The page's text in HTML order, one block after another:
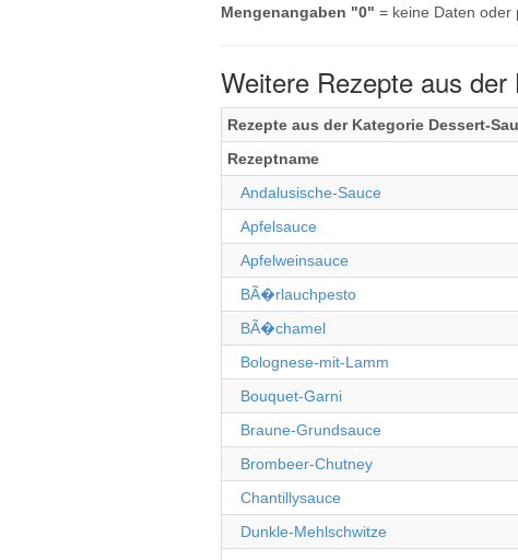
Mengenangaben "0" = keine Daten oder
Weitere Rezepte aus
Rezepte aus der Kategorie Dessert-
Rezeptname
Andalusische-Sauce
Apfelsauce
Apfelweinsauce
BÃ�rlauchpesto
BÃ�chamel
Bolognese-mit-Lamm
Bouquet-Garni
Braune-Grundsauce
Brombeer-Chutney
Chantillysauce
Dunkle-Mehlschwitze